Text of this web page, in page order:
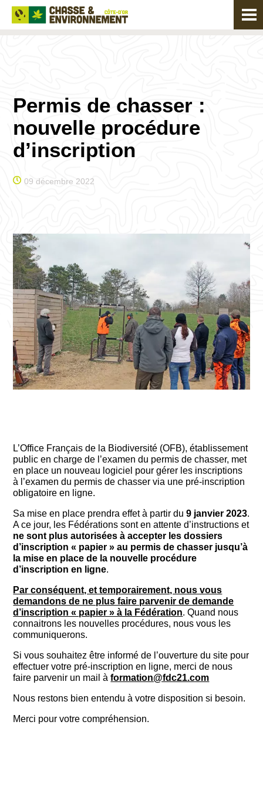
Permis de chasser :
nouvelle procédure
d’inscription
09 décembre 2022
L’Office Français de la Biodiversité (OFB), établissement
public en charge de l’examen du permis de chasser, met
en place un nouveau logiciel pour gérer les inscriptions
à l’examen du permis de chasser via une pré-inscription
obligatoire en ligne.
Sa mise en place prendra effet à partir du9 janvier 2023.
A ce jour, les Fédérations sont en attente d’instructions et
ne sont plus autorisées à accepter les dossiers
d’inscription « papier » au permis de chasser jusqu’à
la mise en place de la nouvelle procédure
d’inscription en ligne.
Par conséquent, et temporairement, nous vous
demandons de ne plus faire parvenir de demande
d’inscription « papier » à la Fédération. Quand nous
connaitrons les nouvelles procédures, nous vous les
communiquerons.
Si vous souhaitez être informé de l’ouverture du site pour
effectuer votre pré-inscription en ligne, merci de nous
faire parvenir un mail àformation@fdc21.com
Nous restons bien entendu à votre disposition si besoin.
Merci pour votre compréhension.